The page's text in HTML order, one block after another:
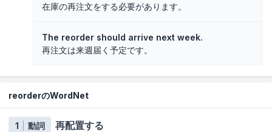
在庫の再注文をする必要があります。
The reorder should arrive next week.
再注文は来週届く予定です。
reorderのWordNet
1 動詞 再配置する